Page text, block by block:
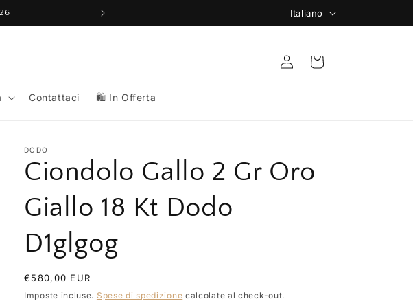
🚚 Spedizione Gratuita da 149€
i
n
g
Italiano
Contattaci 🛍️ In Offerta
Accedi Carrello
DODO
Ciondolo Gallo 2 Gr Oro
Giallo 18 Kt Dodo
D1glgog
Prezzo
di
listino
€580,00 EUR
Imposte incluse. Spese di spedizione calcolate al check-out.